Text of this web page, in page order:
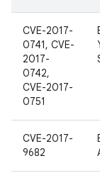
CVE-2017-
0741, CVE-
2017-
0742,
CVE-2017-
0751
CVE-2017-
9682